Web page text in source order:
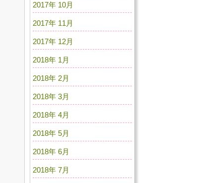
2017年 10月
2017年 11月
2017年 12月
2018年 1月
2018年 2月
2018年 3月
2018年 4月
2018年 5月
2018年 6月
2018年 7月